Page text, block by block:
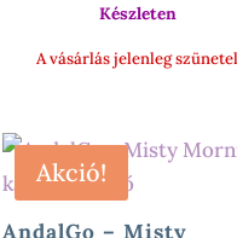
Készleten
A vásárlás jelenleg szünetel
Akció!
AndalGo – Misty